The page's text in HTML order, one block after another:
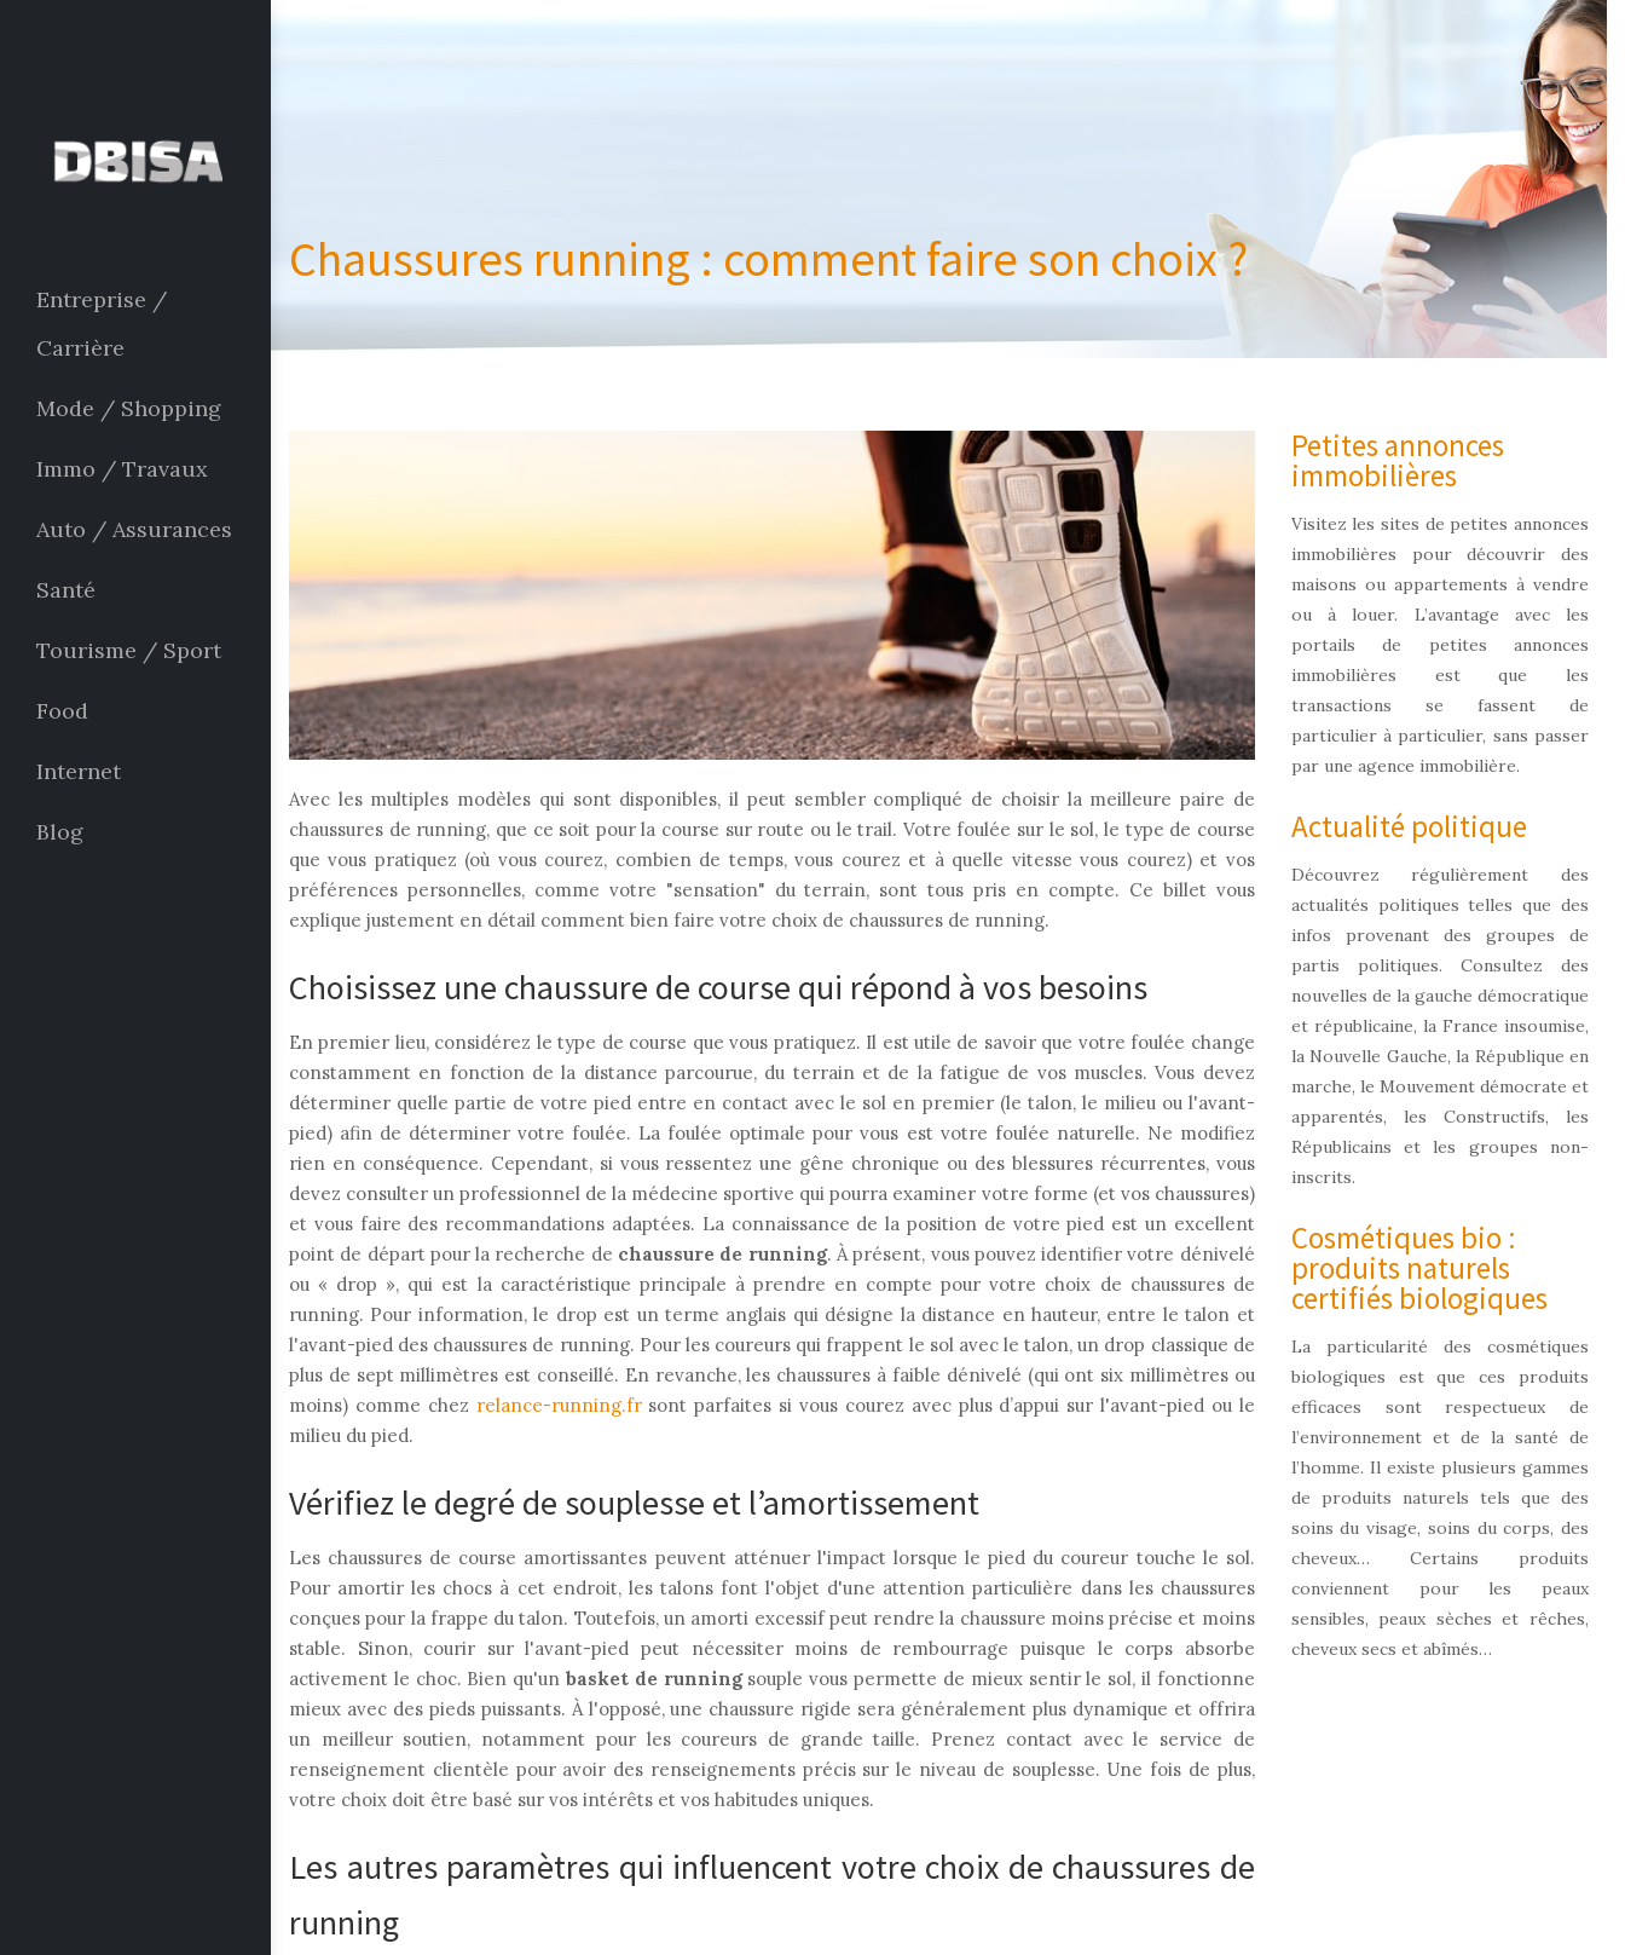
Entreprise /
Carrière
Mode / Shopping
Immo / Travaux
Auto / Assurances
Santé
Tourisme / Sport
Food
Internet
Blog
Chaussures running : comment faire son choix ?
Avec les multiples modèles qui sont disponibles, il peut sembler compliqué de choisir la meilleure paire de
chaussures de running, que ce soit pour la course sur route ou le trail. Votre foulée sur le sol, le type de course
que vous pratiquez (où vous courez, combien de temps, vous courez et à quelle vitesse vous courez) et vos
préférences personnelles, comme votre "sensation" du terrain, sont tous pris en compte. Ce billet vous
explique justement en détail comment bien faire votre choix de chaussures de running.
Choisissez une chaussure de course qui répond à vos besoins
En premier lieu, considérez le type de course que vous pratiquez. Il est utile de savoir que votre foulée change
constamment en fonction de la distance parcourue, du terrain et de la fatigue de vos muscles. Vous devez
déterminer quelle partie de votre pied entre en contact avec le sol en premier (le talon, le milieu ou l'avant-
pied) afin de déterminer votre foulée. La foulée optimale pour vous est votre foulée naturelle. Ne modifiez
rien en conséquence. Cependant, si vous ressentez une gêne chronique ou des blessures récurrentes, vous
devez consulter un professionnel de la médecine sportive qui pourra examiner votre forme (et vos chaussures)
et vous faire des recommandations adaptées. La connaissance de la position de votre pied est un excellent
point de départ pour la recherche de chaussure de running. À présent, vous pouvez identifier votre dénivelé
ou « drop », qui est la caractéristique principale à prendre en compte pour votre choix de chaussures de
running. Pour information, le drop est un terme anglais qui désigne la distance en hauteur, entre le talon et
l'avant-pied des chaussures de running. Pour les coureurs qui frappent le sol avec le talon, un drop classique de
plus de sept millimètres est conseillé. En revanche, les chaussures à faible dénivelé (qui ont six millimètres ou
moins) comme chez relance-running.frsont parfaites si vous courez avec plus d’appui sur l'avant-pied ou le
milieu du pied.
Vérifiez le degré de souplesse et l’amortissement
Les chaussures de course amortissantes peuvent atténuer l'impact lorsque le pied du coureur touche le sol.
Pour amortir les chocs à cet endroit, les talons font l'objet d'une attention particulière dans les chaussures
conçues pour la frappe du talon. Toutefois, un amorti excessif peut rendre la chaussure moins précise et moins
stable. Sinon, courir sur l'avant-pied peut nécessiter moins de rembourrage puisque le corps absorbe
activement le choc. Bien qu'unbasket de runningsouple vous permette de mieux sentir le sol, il fonctionne
mieux avec des pieds puissants. À l'opposé, une chaussure rigide sera généralement plus dynamique et offrira
un meilleur soutien, notamment pour les coureurs de grande taille. Prenez contact avec le service de
renseignement clientèle pour avoir des renseignements précis sur le niveau de souplesse. Une fois de plus,
votre choix doit être basé sur vos intérêts et vos habitudes uniques.
Les autres paramètres qui influencent votre choix de chaussures de
running
Petites annonces
immobilières
Visitez les sites de petites annonces
immobilières pour découvrir des
maisons ou appartements à vendre
ou à louer. L’avantage avec les
portails de petites annonces
immobilières est que les
transactions se fassent de
particulier à particulier, sans passer
par une agence immobilière.
Actualité politique
Découvrez régulièrement des
actualités politiques telles que des
infos provenant des groupes de
partis politiques. Consultez des
nouvelles de la gauche démocratique
et républicaine, la France insoumise,
la Nouvelle Gauche, la République en
marche, le Mouvement démocrate et
apparentés, les Constructifs, les
Républicains et les groupes non-
inscrits.
Cosmétiques bio :
produits naturels
certifiés biologiques
La particularité des cosmétiques
biologiques est que ces produits
efficaces sont respectueux de
l’environnement et de la santé de
l’homme. Il existe plusieurs gammes
de produits naturels tels que des
soins du visage, soins du corps, des
cheveux… Certains produits
conviennent pour les peaux
sensibles, peaux sèches et rêches,
cheveux secs et abîmés…